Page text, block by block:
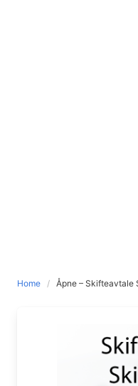
Home Åpne – Skifteavtale